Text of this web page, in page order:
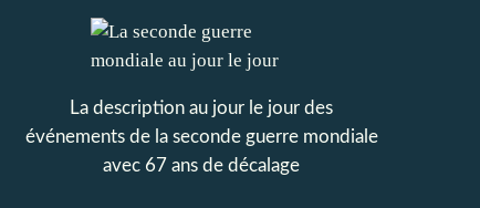
La description au jour le jour des
événements de la seconde guerre mondiale
avec 67 ans de décalage